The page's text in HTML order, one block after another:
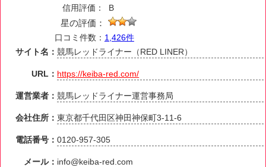
信用評価：
B
星の評価：
口コミ件数： 1,426件
サイト名：競馬レッドライナー（RED LINER）
URL： https://keiba-red.com/
運営業者：競馬レッドライナー運営事務局
会社住所：東京都千代田区神田神保町3-11-6
電話番号：0120-957-305
メール： info@keiba-red.com